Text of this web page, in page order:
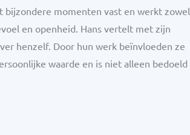
bijzondere momenten vast en werkt zowel
en openheid. Hans vertelt met zijn
henzelf. Door hun werk beïnvloeden ze
waarde en is niet alleen bedoeld